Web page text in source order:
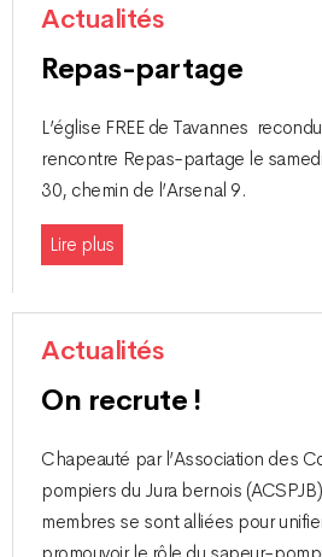
Actualités
Repas-partage
L’église FREE de Tavannes
rencontre Repas-partage le
30, chemin de l’Arsenal 9.
Lire plus
Actualités
On recrute !
Chapeauté par l’Association des
pompiers du Jura bernois
membres se sont alliées pour